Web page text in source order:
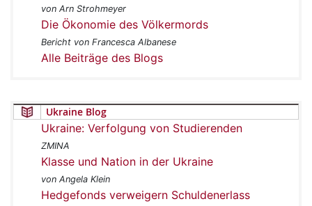
von Arn Strohmeyer
Die Ökonomie des Völkermords
Bericht von Francesca Albanese
Alle Beiträge des Blogs
Ukraine Blog
Ukraine: Verfolgung von Studierenden
ZMINA
Klasse und Nation in der Ukraine
von Angela Klein
Hedgefonds verweigern Schuldenerlass